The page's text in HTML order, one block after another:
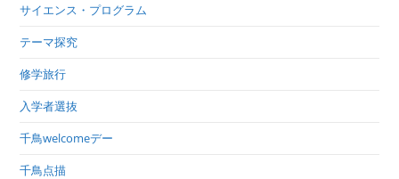
サイエンス・プログラム
テーマ探究
修学旅行
入学者選抜
千鳥welcomeデー
千鳥点描